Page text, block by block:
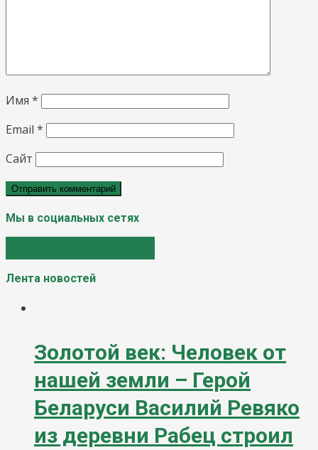
Имя *
Email *
Сайт
Мы в социальных сетях
Лента новостей
Золотой век: Человек от
нашей земли – Герой
Беларуси Василий Ревяко
из деревни Рабец строил